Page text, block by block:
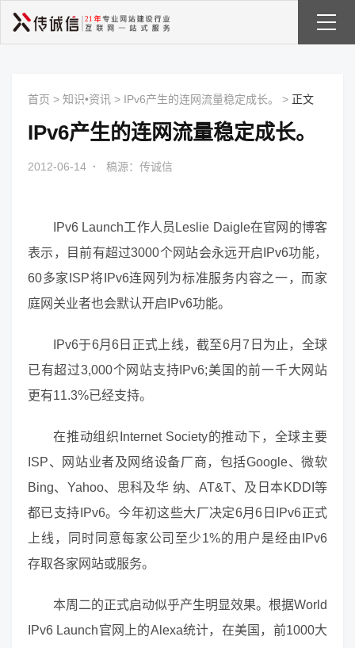
首页 > 知识•资讯 > IPv6产生的连网流量稳定成长。 > 正文
IPv6产生的连网流量稳定成长。
2012-06-14 · 稿源：传诚信
IPv6 Launch工作人员Leslie Daigle在官网的博客
表示，目前有超过3000个网站会永远开启IPv6功能，
60多家ISP将IPv6连网列为标准服务内容之一，而家
庭网关业者也会默认开启IPv6功能。
IPv6于6月6日正式上线，截至6月7日为止，全球
已有超过3,000个网站支持IPv6;美国的前一千大网站
更有11.3%已经支持。
在推动组织Internet Society的推动下，全球主要
ISP、网站业者及网络设备厂商，包括Google、微软
Bing、Yahoo、思科及华 纳、AT&T、及日本KDDI等
都已支持IPv6。今年初这些大厂决定6月6日IPv6正式
上线，同时同意每家公司至少1%的用户是经由IPv6
存取各家网站或服务。
本周二的正式启动似乎产生明显效果。根据World
IPv6 Launch官网上的Alexa统计，在美国，前1000大